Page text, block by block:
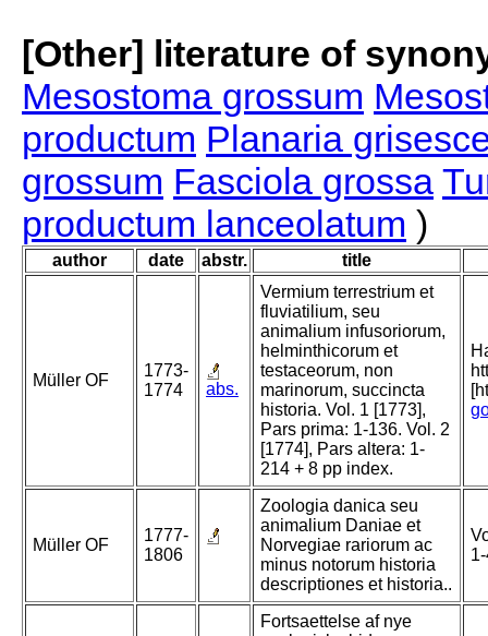
[Other] literature of
Mesostoma grossum
productum Planaria
grossum Fasciola grossa
productum lanceolatum )
author date abstr. title
Müller OF
1773-
1774
abs.
Vermium terrestrium et
fluviatilium, seu
animalium infusoriorum,
helminthicorum et
testaceorum, non
marinorum, succincta
historia. Vol. 1 [1773],
Pars prima: 1-136. Vol. 2
[1774], Pars altera: 1-
214 + 8 pp index.
Müller OF
1777-
1806
Zoologia danica seu
animalium Daniae et
Norvegiae rariorum ac
minus notorum historia
descriptiones et historia..
Fortsaettelse af nye